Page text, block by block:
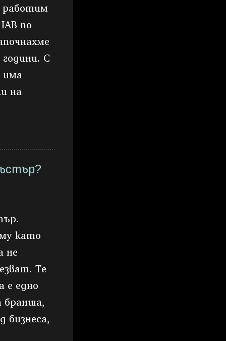
работим
по
С
има
на
като
не
Те
е едно
бранша,
бизнеса,